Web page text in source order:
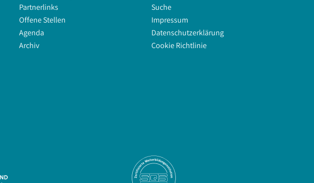
Partnerlinks
Offene Stellen
Agenda
Archiv
Suche
Impressum
Datenschutzerklärung
Cookie Richtlinie